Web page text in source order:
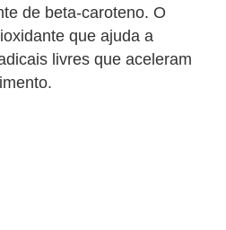
de beta-caroteno. O
que ajuda a
livres que aceleram